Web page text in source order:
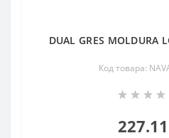
DUAL GRES MOLDURA
Код товара: